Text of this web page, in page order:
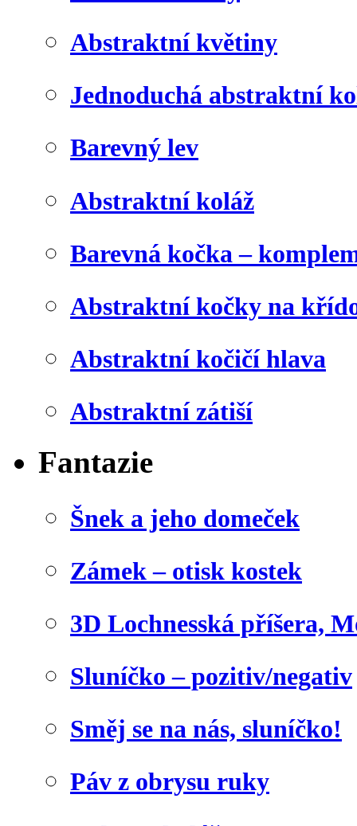
Abstraktní květiny
Jednoduchá abstraktní
Barevný lev
Abstraktní koláž
Barevná kočka –
Abstraktní kočky na
Abstraktní kočičí hlava
Abstraktní zátiší
Fantazie
Šnek a jeho domeček
Zámek – otisk kostek
3D Lochnesská příšera,
Sluníčko – pozitiv/negativ
Směj se na nás, sluníčko!
Páv z obrysu ruky